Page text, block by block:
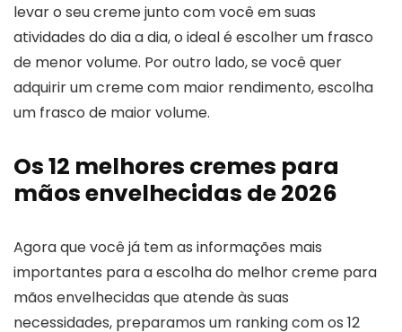
levar o seu creme junto com você em suas
atividades do dia a dia, o ideal é escolher um frasco
de menor volume. Por outro lado, se você quer
adquirir um creme com maior rendimento, escolha
um frasco de maior volume.
Os 12 melhores cremes para
mãos envelhecidas de 2026
Agora que você já tem as informações mais
importantes para a escolha do melhor creme para
mãos envelhecidas que atende às suas
necessidades, preparamos um ranking com os 12